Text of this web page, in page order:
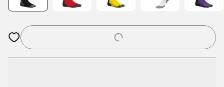
Åbner en Modal til at logge ind eller tilmelde dig som medlem